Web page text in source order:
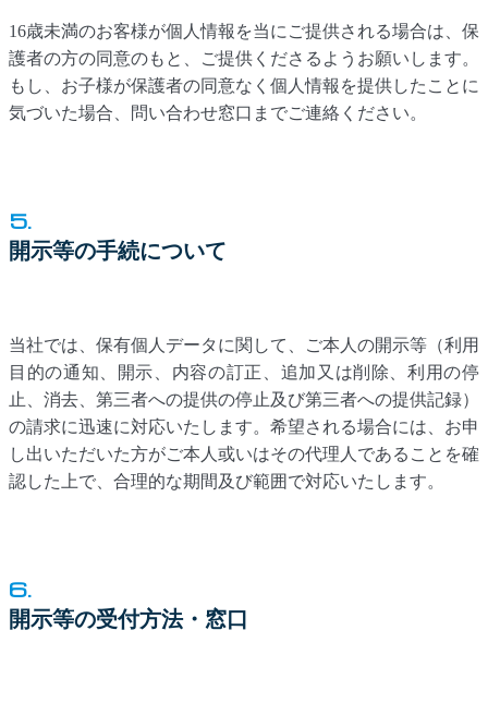
16歳未満のお客様が個人情報を当にご提供される場合は、保
護者の方の同意のもと、ご提供くださるようお願いします。
もし、お子様が保護者の同意なく個人情報を提供したことに
気づいた場合、問い合わせ窓口までご連絡ください。
5.
開示等の手続について
当社では、保有個人データに関して、ご本人の開示等（利用
目的の通知、開示、内容の訂正、追加又は削除、利用の停
止、消去、第三者への提供の停止及び第三者への提供記録）
の請求に迅速に対応いたします。希望される場合には、お申
し出いただいた方がご本人或いはその代理人であることを確
認した上で、合理的な期間及び範囲で対応いたします。
6.
開示等の受付方法・窓口